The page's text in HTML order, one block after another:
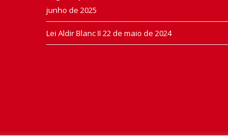
junho de 2025
Lei Aldir Blanc II 22 de maio de 2024